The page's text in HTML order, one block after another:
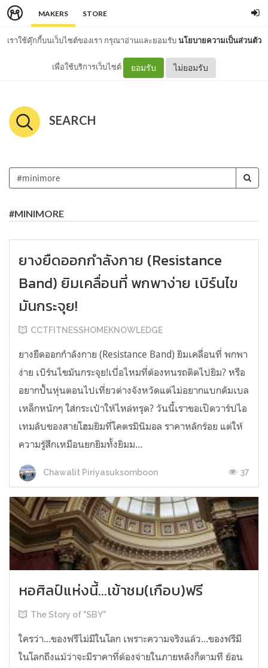
MAKERS STORE
เราใช้คุ๊กกี้บนเว็บไซต์ของเรา กรุณาอ่านและยอมรับนโยบายความเป็นส่วนตัว
เพื่อใช้บริการเว็บไซต์ ยอมรับ ไม่ยอมรับ
SEARCH
#MINIMORE
ยางยืดออกกำลังกาย (Resistance
Band) ยิมเคลื่อนที่ พกพาง่าย เบิร์นไข
มันกระจุย!
CCTFITNESSHOMEKNOWLEDGE
ยางยืดออกกำลังกาย (Resistance Band) ยิมเคลื่อนที่ พกพา
ง่าย เบิร์นไขมันกระจุย!เบื่อไหมที่ต้องทนรถติดไปยิม? หรือ
อยากปั้นหุ่นตอนไปเที่ยวต่างจังหวัดแต่ไม่อยากแบกดัมเบล
เหล็กหนักๆ ใส่กระเป๋าให้ไหล่ทรุด? วันนี้เราขอเปิดวาร์ปไอ
เทมลับของสายโฮมยิมที่โคตรมินิมอล ราคาหลักร้อย แต่ให้
ความรู้สึกเหมือนยกยิมทั้งยิมม...
Chawalit Piriyasuksomboon 37
หอศิลป์แห่งนี้...เข้าชม(เกือบ)ฟรี
The Story of "SBY"
ใครว่า...ของฟรีไม่มีในโลก เพราะความจริงแล้ว...ของฟรีมี
ในโลกถึงแม้ว่าจะมีราคาที่ต้องจ่ายในภายหลังก็ตามที ย้อน